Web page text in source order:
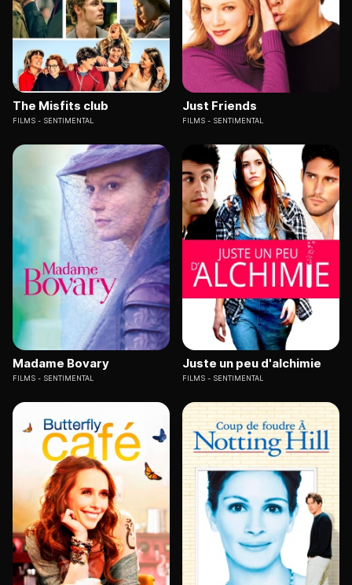
The Misfits club
FILMS SENTIMENTAL
Just Friends
FILMS SENTIMENTAL
Madame Bovary
FILMS SENTIMENTAL
Juste un peu d'alchimie
FILMS SENTIMENTAL